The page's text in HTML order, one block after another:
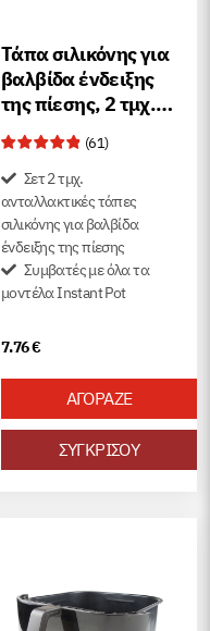
Τάπα σιλικόνης για
βαλβίδα ένδειξης
της πίεσης, 2 τμχ.
(Τύπος 1)
(61)
Σετ 2 τμχ.
ανταλλακτικές τάπες
σιλικόνης για βαλβίδα
ένδειξης της πίεσης
Συμβατές με όλα τα
μοντέλα Instant Pot
7.76€
ΑΓΟΡΑΖΕ
ΣΥΓΚΡΙΣΟΥ